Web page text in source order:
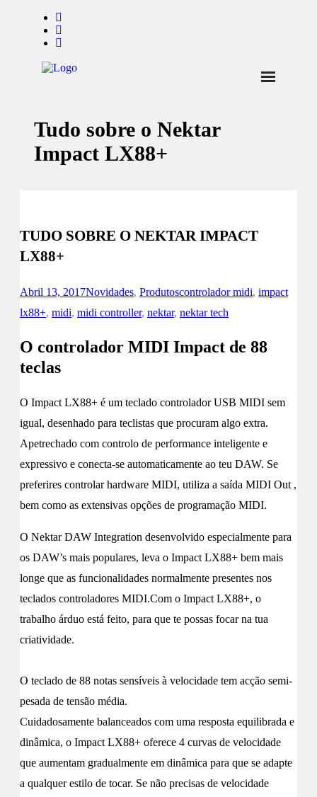
Notícias
Marcas
Promoções
Tudo sobre o Nektar
Impact LX88+
TUDO SOBRE O NEKTAR IMPACT
LX88+
Abril 13, 2017Novidades, Produtoscontrolador midi, impact
lx88+, midi, midi controller, nektar, nektar tech
O controlador MIDI Impact de 88
teclas
O Impact LX88+ é um teclado controlador USB MIDI sem
igual, desenhado para teclistas que procuram algo extra.
Apetrechado com controlo de performance inteligente e
expressivo e conecta-se automaticamente ao teu DAW. Se
preferires controlar hardware MIDI, utiliza a saída MIDI Out ,
bem como as extensivas opções de programação MIDI.
O Nektar DAW Integration desenvolvido especialmente para
os DAW’s mais populares, leva o Impact LX88+ bem mais
longe que as funcionalidades normalmente presentes nos
teclados controladores MIDI.Com o Impact LX88+, o
trabalho árduo está feito, para que te possas focar na tua
criatividade.
O teclado de 88 notas sensíveis à velocidade tem acção semi-
pesada de tensão média.
Cuidadosamente balanceados com uma resposta equilibrada e
dinâmica, o Impact LX88+ oferece 4 curvas de velocidade
que aumentam gradualmente em dinâmica para que se adapte
a qualquer estilo de tocar. Se não precisas de velocidade